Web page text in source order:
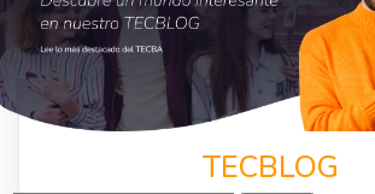
TECBLOG